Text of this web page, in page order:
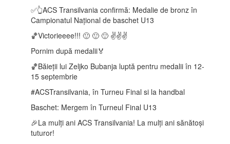
✅👆ACS Transilvania confirmă: Medalie de bronz în
Campionatul Național de baschet U13
🏀Victorieeee!!! 🙂 🙂 🙂 ✌️✌️✌️
Pornim după medalii🏅
🏀Băieții lui Zeljko Bubanja luptă pentru medalii în 12-
15 septembrie
️#ACSTransilvania, în Turneu Final si la handbal
Baschet: Mergem în Turneul Final U13
🎉La mulți ani ACS Transilvania! La mulți ani sănătoși
tuturor!